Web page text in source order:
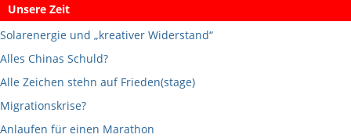
Unsere Zeit
Solarenergie und „kreativer Widerstand“
Alles Chinas Schuld?
Alle Zeichen stehn auf Frieden(stage)
Migrationskrise?
Anlaufen für einen Marathon